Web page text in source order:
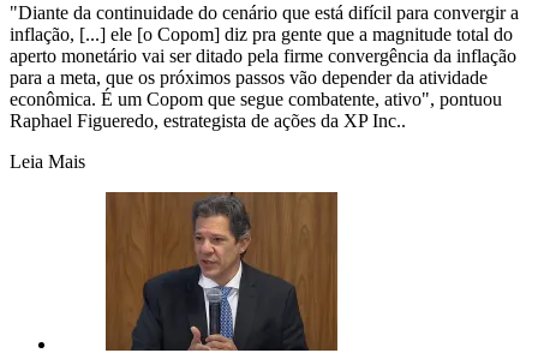
"Diante da continuidade do cenário que está difícil para convergir a
inflação, [...] ele [o Copom] diz pra gente que a magnitude total do
aperto monetário vai ser ditado pela firme convergência da inflação
para a meta, que os próximos passos vão depender da atividade
econômica. É um Copom que segue combatente, ativo", pontuou
Raphael Figueredo, estrategista de ações da XP Inc..
Leia Mais